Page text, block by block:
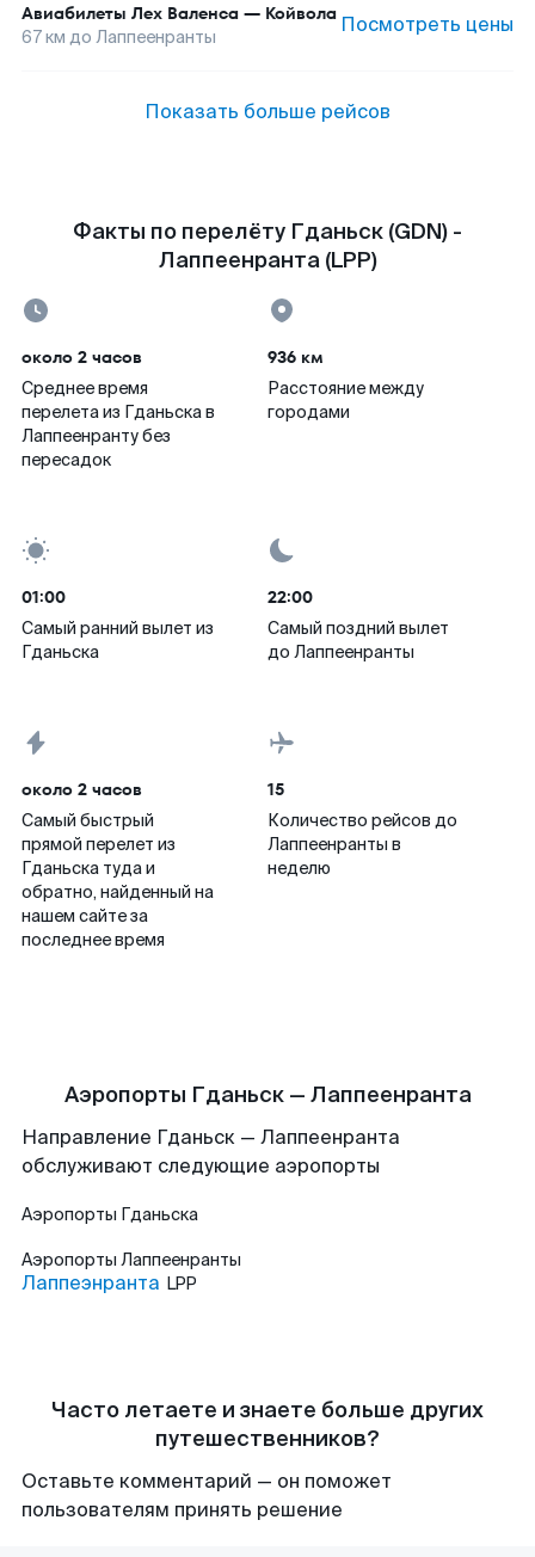
Авиабилеты Лех Валенса — Койвола
67км до Лаппеенранты Посмотреть цены
Показать больше рейсов
Факты по перелёту Гданьск (GDN) -
Лаппеенранта (LPP)
около 2 часов
Среднее время
перелета из Гданьска в
Лаппеенранту без
пересадок
936 км
Расстояние между
городами
01:00
Самый ранний вылет из
Гданьска
22:00
Самый поздний вылет
до Лаппеенранты
около 2 часов
Самый быстрый
прямой перелет из
Гданьска туда и
обратно, найденный на
нашем сайте за
последнее время
15
Количество рейсов до
Лаппеенранты в
неделю
Аэропорты Гданьск — Лаппеенранта
Направление Гданьск — Лаппеенранта
обслуживают следующие аэропорты
Аэропорты Гданьска
Аэропорты Лаппеенранты
Лаппеэнранта LPP
Часто летаете и знаете больше других
путешественников?
Оставьте комментарий — он поможет
пользователям принять решение